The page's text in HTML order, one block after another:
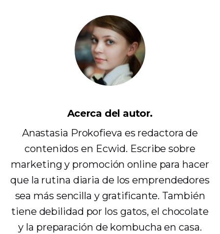
Acerca del autor.
Anastasia Prokofieva es redactora de
contenidos en Ecwid. Escribe sobre
marketing y promoción online para hacer
que la rutina diaria de los emprendedores
sea más sencilla y gratificante. También
tiene debilidad por los gatos, el chocolate
y la preparación de kombucha en casa.